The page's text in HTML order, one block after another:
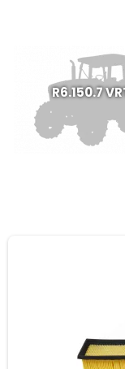
R6.150.7